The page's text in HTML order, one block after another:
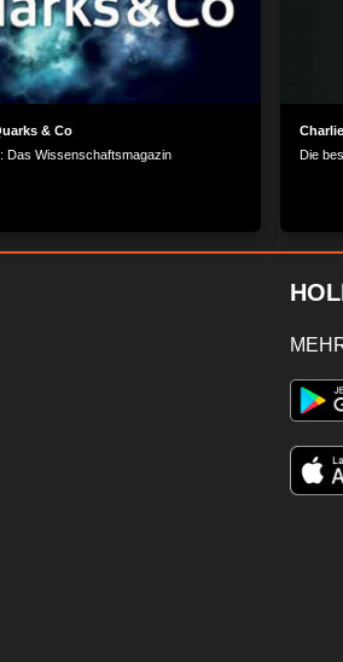
& Co
Das Wissenschaftsmagazin
Die